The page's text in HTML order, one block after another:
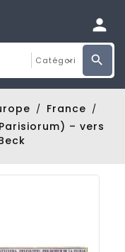
France
– vers